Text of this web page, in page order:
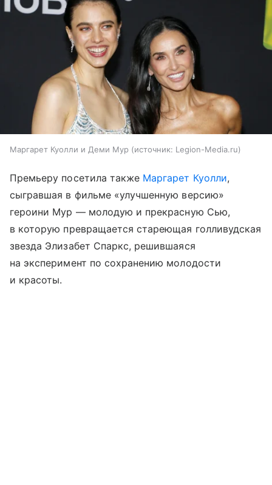
Маргарет Куолли и Деми Мур источник: Legion-Media.ru
Премьеру посетила также Маргарет Куолли,
сыгравшая в фильме «улучшенную версию»
героини Мур — молодую и прекрасную Сью,
в которую превращается стареющая голливудская
звезда Элизабет Спаркс, решившаяся
на эксперимент по сохранению молодости
и красоты.